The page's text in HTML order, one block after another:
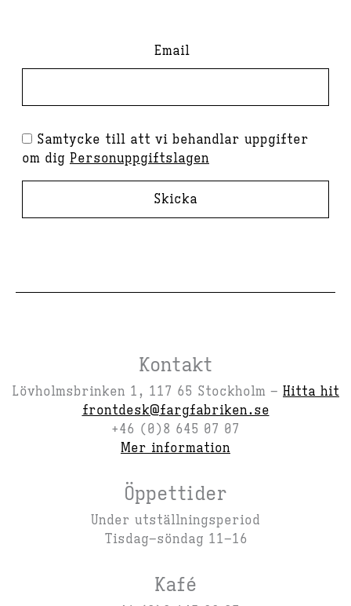
Email
Samtycke till att vi behandlar uppgifter
om dig Personuppgiftslagen
Skicka
Kontakt
Lövholmsbrinken 1, 117 65 Stockholm – Hitta hit
frontdesk@fargfabriken.se
+46 (0)8 645 07 07
Mer information
Öppettider
Under utställningsperiod
Tisdag–söndag 11–16
Kafé